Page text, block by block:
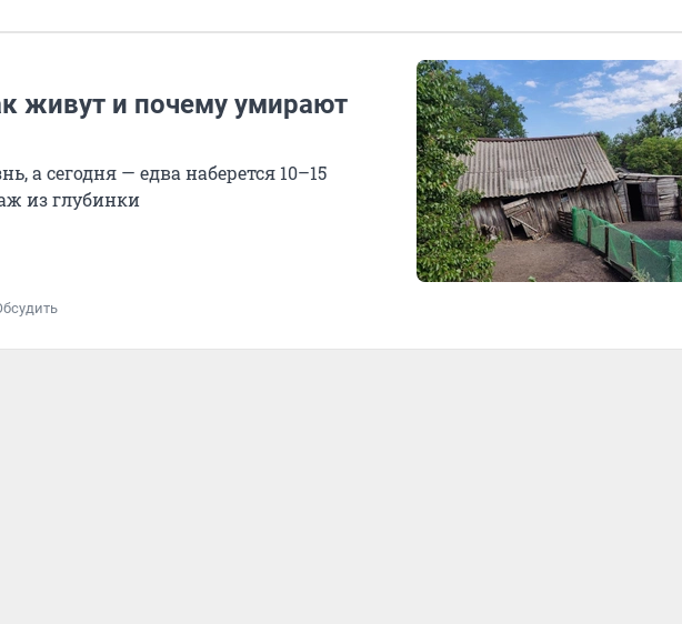
живут и почему умирают
а сегодня — едва наберется 10–15
из глубинки